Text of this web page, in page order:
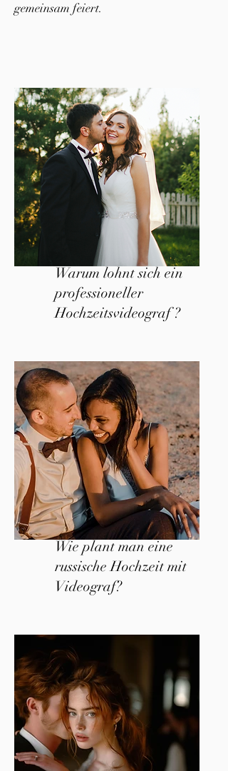
gemeinsam feiert.
Warum lohnt sich ein
professioneller
Hochzeitsvideograf ?
Wie plant man eine
russische Hochzeit mit
Videograf?